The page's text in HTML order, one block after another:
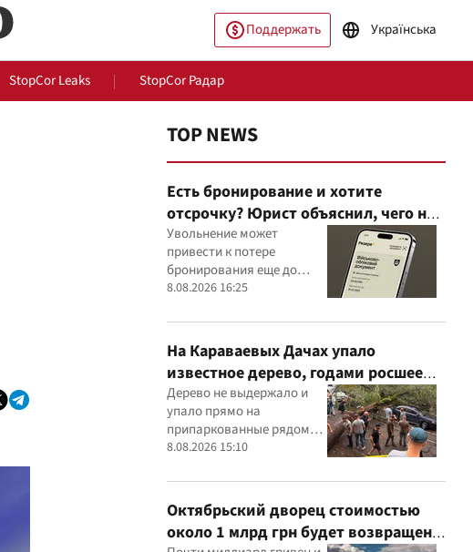
Поддержать Українська
StopCor Leaks StopCor Радар
TOP NEWS
Есть бронирование и хотите
отсрочку? Юрист объяснил, чего не
стоит делать
Увольнение может
привести к потере
бронирования еще до
оформления новой
8.08.2026 16:25
На Караваевых Дачах упало
известное дерево, годами росшее
сквозь МАФ
Дерево не выдержало и
упало прямо на
припаркованные рядом
машины
8.08.2026 15:10
Октябрьский дворец стоимостью
около 1 млрд грн будет возвращен